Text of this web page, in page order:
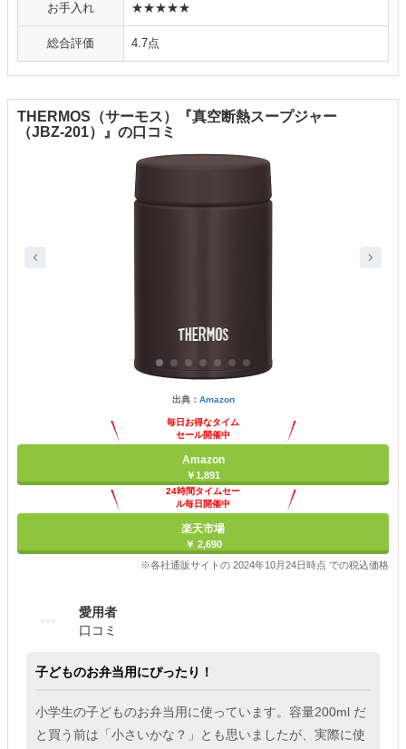
お手入れ ★★★★★
総合評価 4.7点
THERMOS（サーモス）『真空断熱スープジャー
（JBZ-201）』の口コミ
出典： Amazon
毎日お得なタイム
セール開催中
Amazon
￥1,891
24時間タイムセー
ル毎日開催中
楽天市場
￥ 2,690
※各社通販サイトの 2024年10月24日時点 での税込価格
愛用者
口コミ
子どものお弁当用にぴったり！
小学生の子どものお弁当用に使っています。容量200ml だ
と買う前は「小さいかな？」とも思いましたが、実際に使